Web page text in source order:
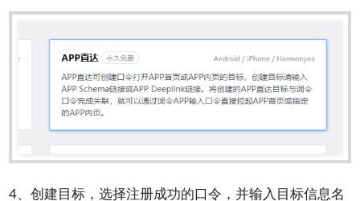
4、创建目标，选择注册成功的口令，并输入目标信息名